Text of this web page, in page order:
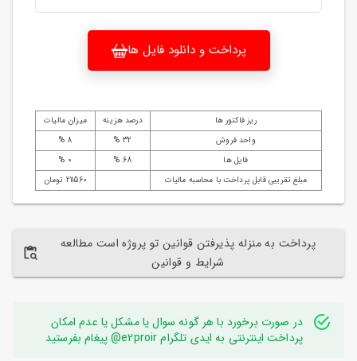
پرداخت و دانلود فایل ها
ریز فاکتور ها درصد هزینه
میزان مالیات
واحد فروش
32 %
8 %
فایل ها
68 %
0 %
مبلغ تقریبی قابل پرداخت با محاسبه مالیات
211560 تومان
پرداخت به منزله پذیرفتن قوانین تو پروژه است مطالعه
شرایط و قوانین
در صورت برخورد با هر گونه سوال یا مشکل یا عدم امکان
پرداخت اینترنتی به ایدی تلگرام e2proir@ پیغام بفرستید